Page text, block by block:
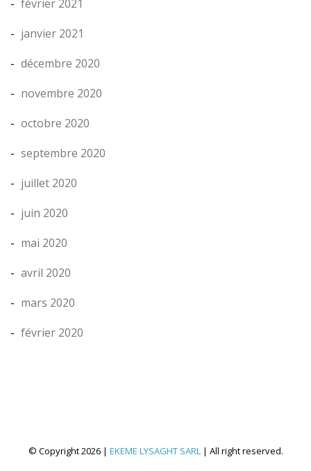
février 2021
janvier 2021
décembre 2020
novembre 2020
octobre 2020
septembre 2020
juillet 2020
juin 2020
mai 2020
avril 2020
mars 2020
février 2020
© Copyright 2026 | EKEME LYSAGHT SARL| All right reserved.